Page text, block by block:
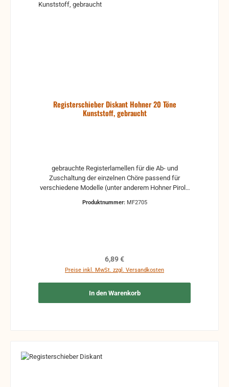
Registerschieber Diskant Hohner 20 Töne
Kunststoff, gebraucht
gebrauchte Registerlamellen für die Ab- und
Zuschaltung der einzelnen Chöre passend für
verschiedene Modelle (unter anderem Hohner Pirola
Produktnummer: MF2705
Regulärer Preis:
6,89 €
Preise inkl. MwSt. zzgl. Versandkosten
In den Warenkorb